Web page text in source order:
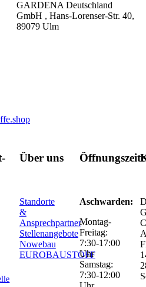
GARDENA Deutschland
GmbH , Hans-Lorenser-Str. 40,
89079 Ulm
Über uns
Standorte
&
Ansprechpartner
Stellenangebote
Nowebau
EUROBAUSTOFF
Aschwarden:
Montag-
Freitag:
7:30-17:00
Uhr
Samstag:
7:30-12:00